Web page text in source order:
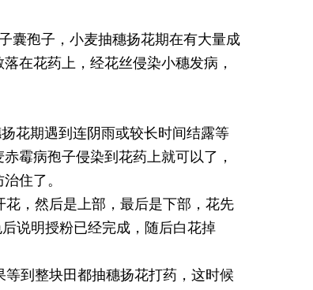
囊孢子，小麦抽穗扬花期在有大量成
在花药上，经花丝侵染小穗发病，
花期遇到连阴雨或较长时间结露等
霉病孢子侵染到花药上就可以了，
住了。
，然后是上部，最后是下部，花先
说明授粉已经完成，随后白花掉
等到整块田都抽穗扬花打药，这时候